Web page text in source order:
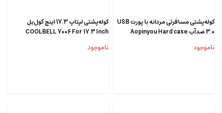
کوله‌پشتی مسافرتی مردانه با پورت USB
3.0 ضدآب Aopinyou Hard case
ناموجود
کوله‌پشتی لپ‎تاپ 17.3 اینچ کول‌بل
COOLBELL 7006 For 17.3 Inch
Backpacks
ناموجود